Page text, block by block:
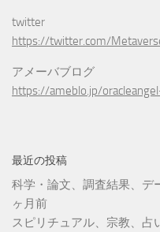
twitter
https://twitter.com/
アメーバブログ
https://ameblo.jp/
最近の投稿
科学・論文、調査結果、デ
ヶ月前
スピリチュアル、宗教、占